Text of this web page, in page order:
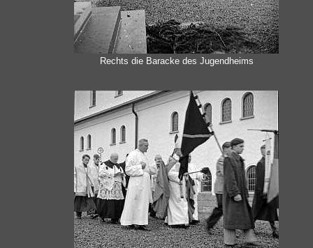
Rechts die Baracke des Jugendheims